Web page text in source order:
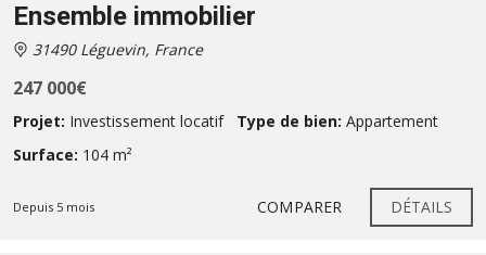
Ensemble immobilier
31490 Léguevin, France
247 000€
Projet: Investissement locatif Type de bien: Appartement
Surface: 104 m²
Depuis 5 mois COMPARER DÉTAILS